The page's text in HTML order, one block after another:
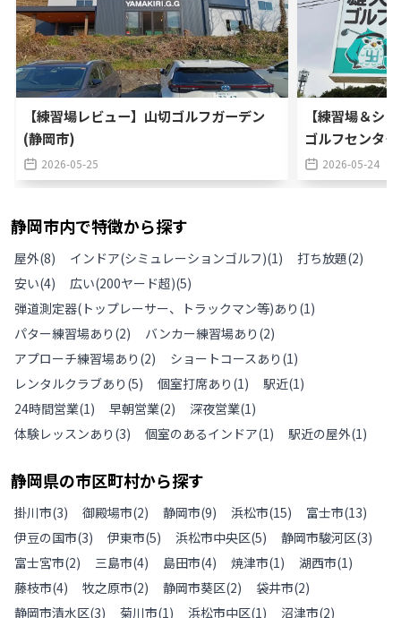
【練習場レビュー】山切ゴルフガーデン
(静岡市)
2026-05-25
【練習場＆シ
ゴルフセンタ
2026-05-24
静岡市内で特徴から探す
屋外(8) インドア(シミュレーションゴルフ)(1) 打ち放題(2)
安い(4) 広い(200ヤード超)(5)
弾道測定器(トップレーサー、トラックマン等)あり (1)
パター練習場あり (2) バンカー練習場あり (2)
アプローチ練習場あり (2) ショートコースあり (1)
レンタルクラブあり (5) 個室打席あり (1) 駅近(1)
24時間営業(1) 早朝営業(2) 深夜営業(1)
体験レッスンあり (3) 個室のあるインドア(1) 駅近の屋外(1)
静岡県の市区町村から探す
掛川市(3) 御殿場市(2) 静岡市(9) 浜松市(15) 富士市(13)
伊豆の国市(3) 伊東市(5) 浜松市中央区(5) 静岡市駿河区(3)
富士宮市(2) 三島市(4) 島田市(4) 焼津市(1) 湖西市(1)
藤枝市(4) 牧之原市(2) 静岡市葵区(2) 袋井市(2)
静岡市清水区(3) 菊川市(1) 浜松市中区(1) 沼津市(2)